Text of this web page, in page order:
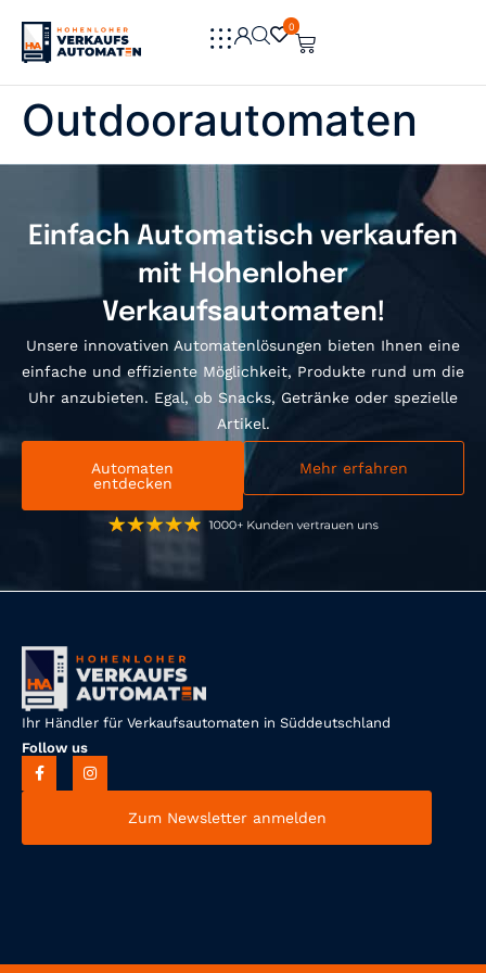
0
0
Outdoorautomaten
Einfach Automatisch verkaufen
mit Hohenloher
Verkaufsautomaten!
Unsere innovativen Automatenlösungen bieten Ihnen eine
einfache und effiziente Möglichkeit, Produkte rund um die
Uhr anzubieten. Egal, ob Snacks, Getränke oder spezielle
Artikel.
Automaten
entdecken
Mehr erfahren
Ihr Händler für Verkaufsautomaten in Süddeutschland
Follow us
Zum Newsletter anmelden